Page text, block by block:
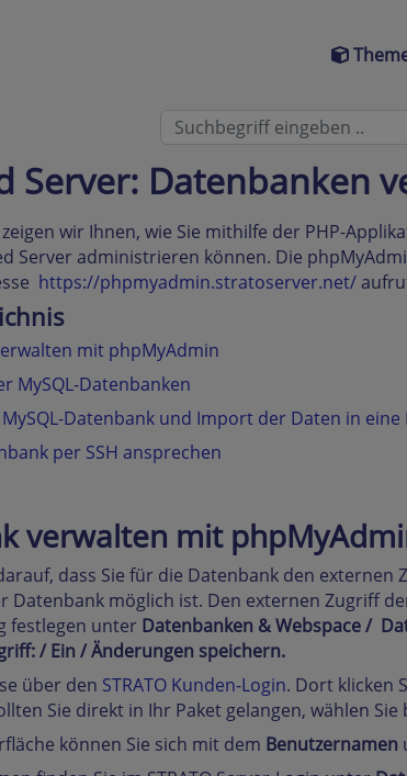
Server: Datenbanken
wir Ihnen, wie Sie mithilfe der PHP-
Server administrieren können. Die
https://phpmyadmin.stratoserver.net/
mit phpMyAdmin
MySQL-Datenbanken
Datenbank und Import der Daten in eine
per SSH ansprechen
verwalten mit
dass Sie für die Datenbank den
Datenbank möglich ist. Den externen Zugriff
festlegen unter Datenbanken & Webspace /
/ Ein / Änderungen speichern.
über den STRATO Kunden-Login. Dort klicken
Sie direkt in Ihr Paket gelangen, wählen Sie
können Sie sich mit dem Benutzernamen